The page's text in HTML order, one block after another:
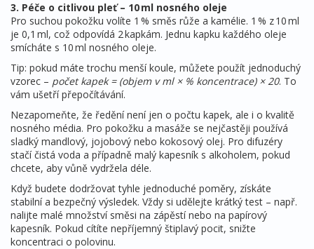
3. Péče o citlivou pleť – 10 ml nosného oleje
Pro suchou pokožku volíte 1 % směs růže a kamélie. 1 % z 10 ml
je 0,1 ml, což odpovídá 2 kapkám. Jednu kapku každého oleje
smícháte s 10 ml nosného oleje.
Tip: pokud máte trochu menší koule, můžete použít jednoduchý
vzorec – počet kapek = (objem v ml × % koncentrace) × 20. To
vám ušetří přepočítávání.
Nezapomeňte, že ředění není jen o počtu kapek, ale i o kvalitě
nosného média. Pro pokožku a masáže se nejčastěji používá
sladký mandlový, jojobový nebo kokosový olej. Pro difuzéry
stačí čistá voda a případně malý kapesník s alkoholem, pokud
chcete, aby vůně vydržela déle.
Když budete dodržovat tyhle jednoduché poměry, získáte
stabilní a bezpečný výsledek. Vždy si udělejte krátký test – např.
nalijte malé množství směsi na zápěstí nebo na papírový
kapesník. Pokud cítíte nepříjemný štiplavý pocit, snižte
koncentraci o polovinu.